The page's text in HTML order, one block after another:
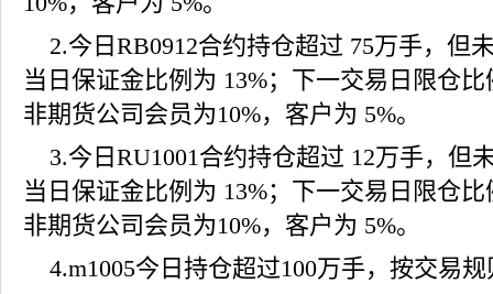
2.今日 RB0912合约持仓超过 75万手，但
当日保证金比例为 13%；下一交易日限仓
非期货公司会员为10%，客户为 5%。
3.今日 RU1001合约持仓超过 12万手，但
当日保证金比例为 13%；下一交易日限仓
非期货公司会员为10%，客户为 5%。
4.m1005今日持仓超过100万手，按交易